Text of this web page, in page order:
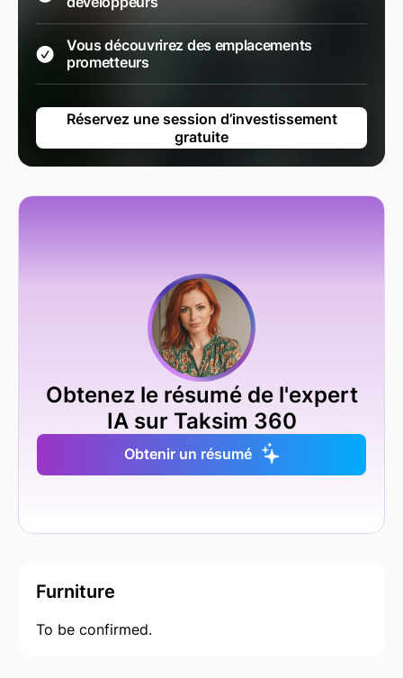
Vous découvrirez des emplacements
prometteurs
Réservez une session d’investissement
gratuite
Obtenez le résumé de l'expert
IA sur Taksim 360
Obtenir un résumé
Furniture
To be confirmed.